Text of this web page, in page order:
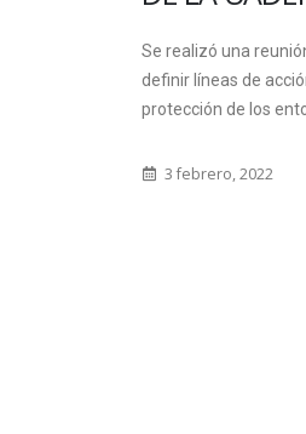
CIENTÍFICO
segunda edición de la...